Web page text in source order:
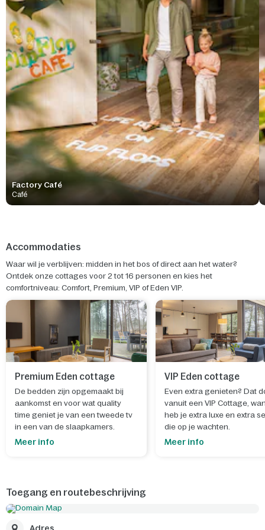
Factory Café
Café
Accommodaties
Waar wil je verblijven: midden in het bos of direct aan het water?
Ontdek onze cottages voor 2 tot 16 personen en kies het
comfortniveau: Comfort, Premium, VIP of Eden VIP.
Premium Eden cottage
De bedden zijn opgemaakt bij
aankomst en voor wat quality
time geniet je van een tweede tv
in een van de slaapkamers.
Meer info
VIP Eden cottage
Even extra genieten? Dat
vanuit een VIP Cottage,
heb je extra luxe en extra
die op je wachten.
Meer info
Toegang en routebeschrijving